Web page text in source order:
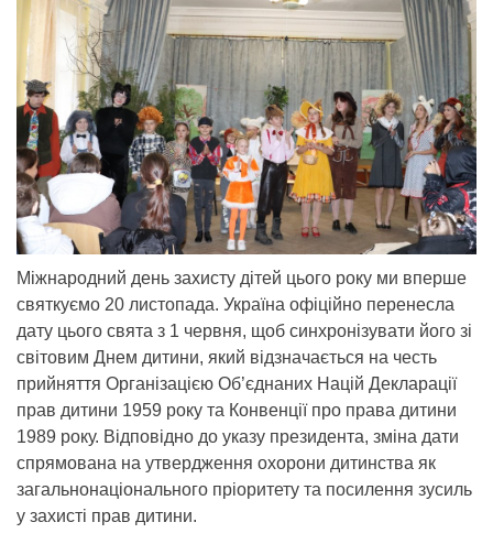
Міжнародний день захисту дітей цього року ми вперше
святкуємо 20 листопада. Україна офіційно перенесла
дату цього свята з 1 червня, щоб синхронізувати його зі
світовим Днем дитини, який відзначається на честь
прийняття Організацією Об’єднаних Націй Декларації
прав дитини 1959 року та Конвенції про права дитини
1989 року. Відповідно до указу президента, зміна дати
спрямована на утвердження охорони дитинства як
загальнонаціонального пріоритету та посилення зусиль
у захисті прав дитини.